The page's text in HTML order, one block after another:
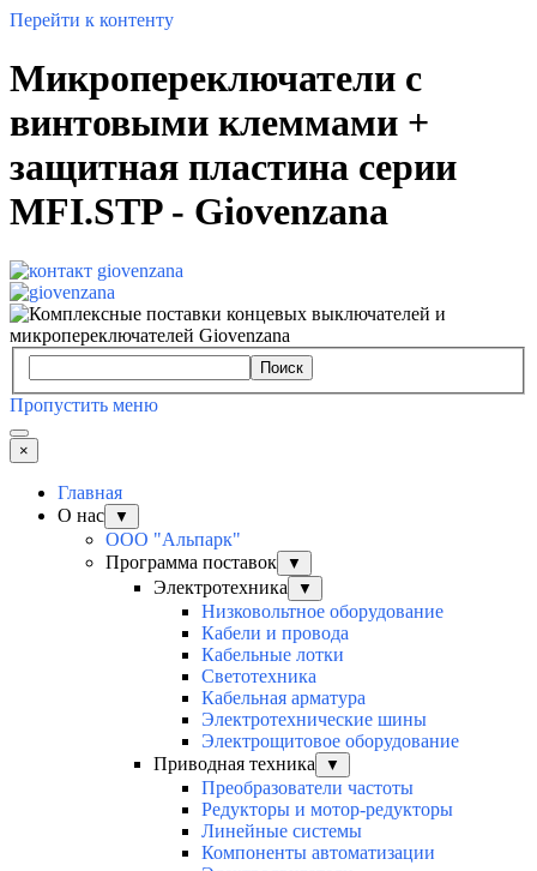
Перейти к контенту
Микропереключатели с
винтовыми клеммами +
защитная пластина серии
MFI.STP - Giovenzana
Поиск
Пропустить меню
×
Главная
О нас
▼
ООО "Альпарк"
Программа поставок
▼
Электротехника ▼
Низковольтное оборудование
Кабели и провода
Кабельные лотки
Светотехника
Кабельная арматура
Электротехнические шины
Электрощитовое оборудование
Приводная техника
▼
Преобразователи частоты
Редукторы и мотор-редукторы
Линейные системы
Компоненты автоматизации